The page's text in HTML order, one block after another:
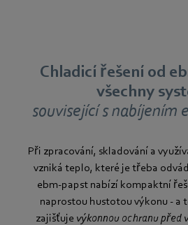
Chladicí řešení od
všechny
související s nabíjením
Při zpracování, skladování a
vzniká teplo, které je třeba
ebm‑papst nabízí kompaktní
naprostou hustotou výkonu - a
zajišťuje výkonnou ochranu před